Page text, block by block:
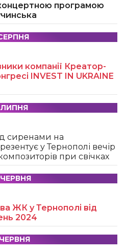
програмою
компанії Креатор-
INVEST IN UKRAINE
ЛИПНЯ
сиренами на
у Тернополі вечір
при свічках
ЧЕРВНЯ
ЖК у Тернополі від
2024